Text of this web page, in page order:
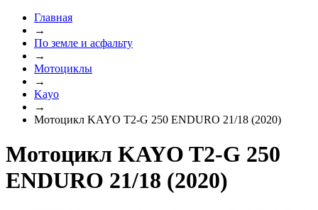
Главная
→
По земле и асфальту
→
Мотоциклы
→
Kayo
→
Мотоцикл KAYO T2-G 250 ENDURO 21/18 (2020)
Мотоцикл KAYO T2-G 250
ENDURO 21/18 (2020)